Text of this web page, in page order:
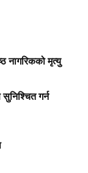
नागरिकको मृत्यु
गर्न